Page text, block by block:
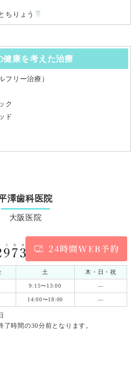
ちりょう
健康を考えた治療
フリー治療）
ク
ド
澤歯科医院
大阪医院
土
木・日・祝
9:15〜13:00 ―
14:00〜18:00 ―
時間の30分前となります。